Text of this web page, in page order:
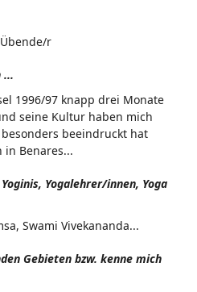
r
...
1996/97 knapp drei Monate
seine Kultur haben mich
beeindruckt hat
in Benares...
Yogalehrer/innen, Yoga
Swami Vivekananda...
Gebieten bzw. kenne mich